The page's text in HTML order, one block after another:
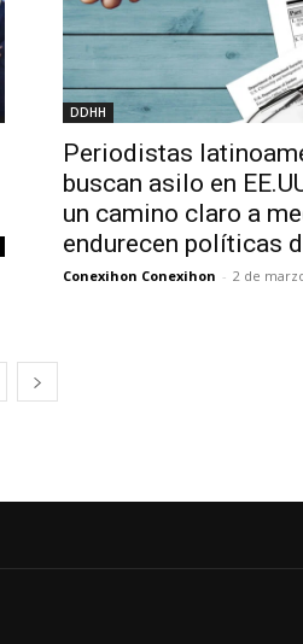
DDHH
Periodistas
buscan asilo en
un camino claro a
endurecen políticas
Conexihon Conexihon - 2 de